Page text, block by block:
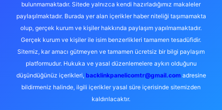
bulunmamaktadır. Sitede yalnızca kendi hazırladığımız makaleler
paylaşılmaktadır. Burada yer alan içerikler haber niteliği taşımamakta
olup, gerçek kurum ve kişiler hakkında paylaşım yapılmamaktadır.
Gerçek kurum ve kişiler ile isim benzerlikleri tamamen tesadüfidir.
Sitemiz, kar amacı gütmeyen ve tamamen ücretsiz bir bilgi paylaşım
platformudur. Hukuka ve yasal düzenlemelere aykırı olduğunu
düşündüğünüz içerikleri, backlinkpanelicomtr@gmail.comadresine
bildirmeniz halinde, ilgili içerikler yasal süre içerisinde sitemizden
kaldırılacaktır.